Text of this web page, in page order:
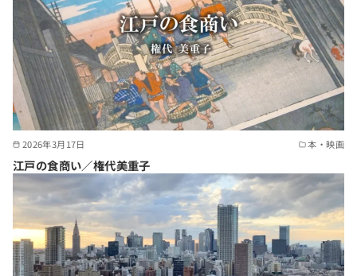
2026年3月17日 本・映画
江戸の食商い／権代美重子